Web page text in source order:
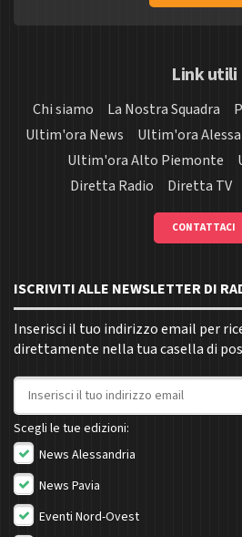
Link utili
Chi siamo La Nostra Squadra
Ultim'ora News
Ultim'ora
Ultim'ora Alto Piemonte
Diretta Radio
Diretta TV
CONTATTACI
ISCRIVITI ALLE NEWSLETTER DI
Inserisci il tuo indirizzo email per
direttamente nella tua casella di
Indirizzo email
Scegli le tue edizioni:
News Alessandria
News Pavia
Eventi Nord-Ovest